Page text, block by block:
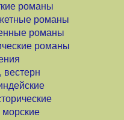
романы
романы
романы
романы
вестерн